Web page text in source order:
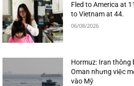
Fled to America at
to Vietnam at 44.
06/08/2026
Hormuz: Iran
Oman nhưng việc
vào Mỹ